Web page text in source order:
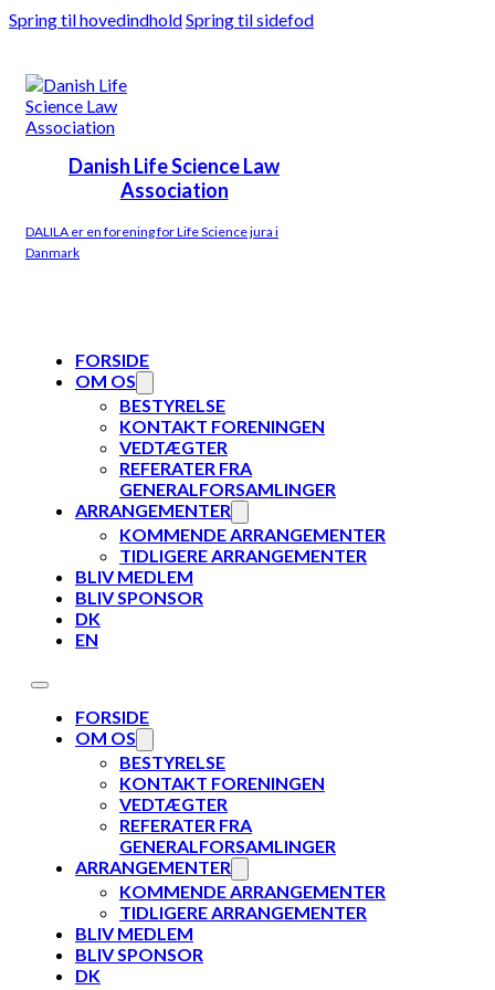
Spring til hovedindholdSpring til sidefod
Danish Life Science Law
Association
DALILA er en forening for Life Science jura i
Danmark
FORSIDE
OM OS
BESTYRELSE
KONTAKT FORENINGEN
VEDTÆGTER
REFERATER FRA
GENERALFORSAMLINGER
ARRANGEMENTER
KOMMENDE ARRANGEMENTER
TIDLIGERE ARRANGEMENTER
BLIV MEDLEM
BLIV SPONSOR
DK
EN
FORSIDE
OM OS
BESTYRELSE
KONTAKT FORENINGEN
VEDTÆGTER
REFERATER FRA
GENERALFORSAMLINGER
ARRANGEMENTER
KOMMENDE ARRANGEMENTER
TIDLIGERE ARRANGEMENTER
BLIV MEDLEM
BLIV SPONSOR
DK